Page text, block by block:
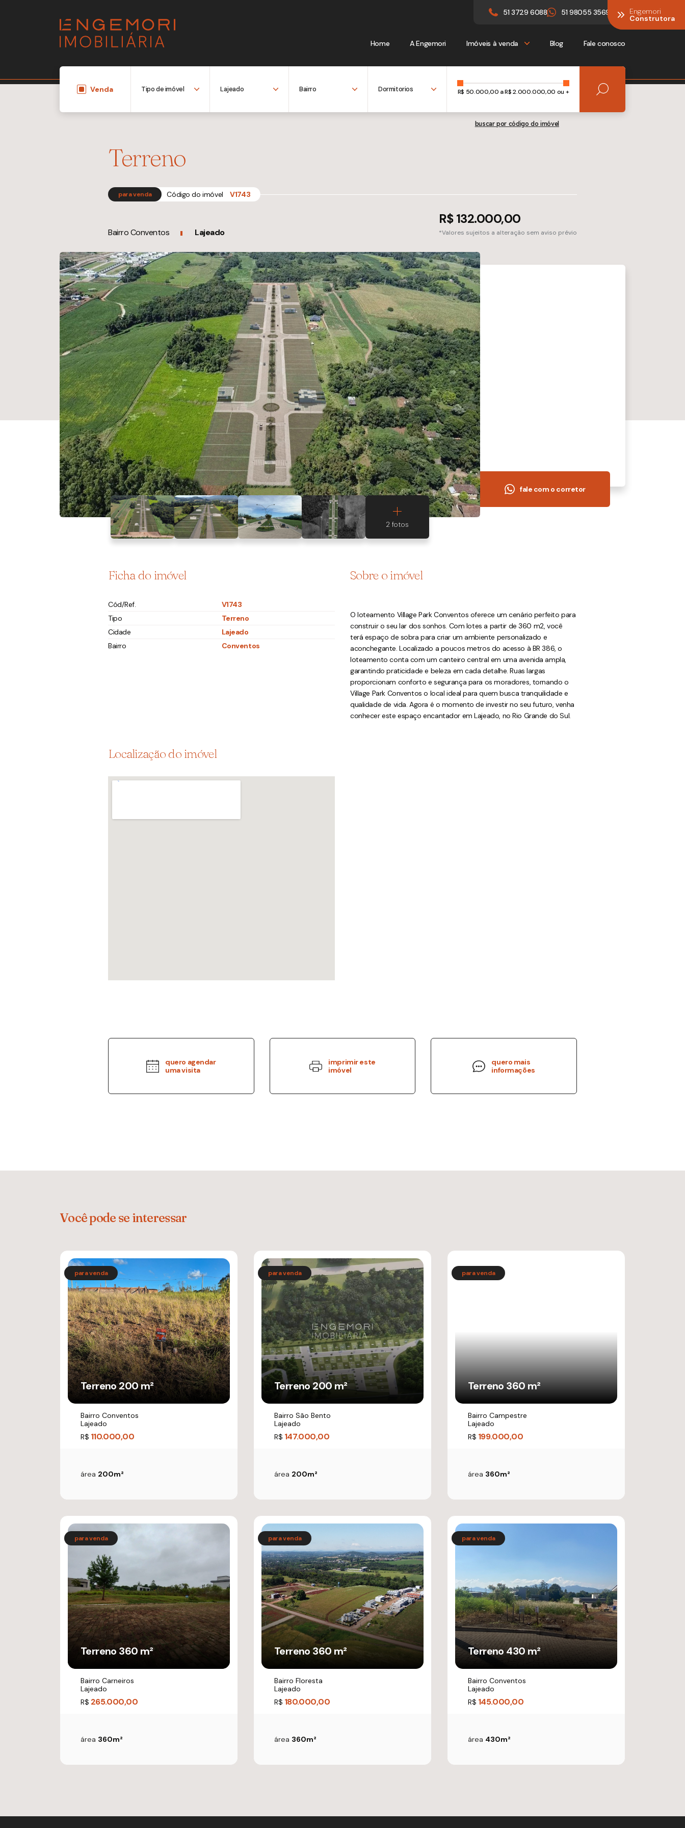
Home A Engemori Imóveis à venda Blog Fale conosco
Engemori
Construtora
51 3729 6088 51 98055 3569 Engemori
Construtora
Venda R$ 50.000,00 a R$2.000.000,00 ou +
buscar por código do imóvel
Terreno
para venda Código do imóvel V1743
Bairro Conventos Lajeado
R$ 132.000,00
*Valores sujeitos a alteração sem aviso prévio
fale com o corretor
Ficha do imóvel
Cód/Ref.
V1743
Tipo
Terreno
Cidade
Lajeado
Bairro
Conventos
Sobre o imóvel
O loteamento Village Park Conventos oferece um cenário perfeito para
construir o seu lar dos sonhos. Com lotes a partir de 360 m2, você
terá espaço de sobra para criar um ambiente personalizado e
aconchegante. Localizado a poucos metros do acesso à BR 386, o
loteamento conta com um canteiro central em uma avenida ampla,
garantindo praticidade e beleza em cada detalhe. Ruas largas
proporcionam conforto e segurança para os moradores, tornando o
Village Park Conventos o local ideal para quem busca tranquilidade e
qualidade de vida. Agora é o momento de investir no seu futuro, venha
conhecer este espaço encantador em Lajeado, no Rio Grande do Sul.
Localização do imóvel
quero agendar
uma visita
imprimir este
imóvel
quero mais
informações
Você pode se interessar
Terreno 200 m²
Bairro Conventos
Lajeado
R$ 110.000,00
área 200m²
Terreno 200 m²
Bairro São Bento
Lajeado
R$ 147.000,00
área 200m²
Terreno 360 m²
Bairro Campestre
Lajeado
R$ 199.000,00
área 360m²
Terreno 360 m²
Bairro Carneiros
Lajeado
R$ 265.000,00
área 360m²
Terreno 360 m²
Bairro Floresta
Lajeado
R$ 180.000,00
área 360m²
Terreno 430 m²
Bairro Conventos
Lajeado
R$ 145.000,00
área 430m²